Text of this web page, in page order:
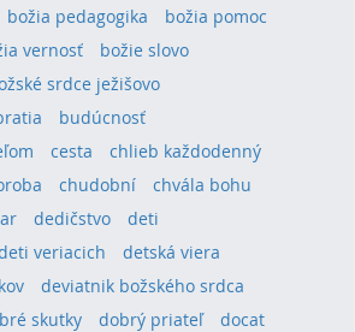
božia pedagogika
božia pomoc
vernosť
božie slovo
srdce ježišovo
budúcnosť
cesta
chlieb každodenný
chudobní
chvála bohu
dedičstvo
deti
veriacich
detská viera
deviatnik božského srdca
skutky dobrý priateľ
docat